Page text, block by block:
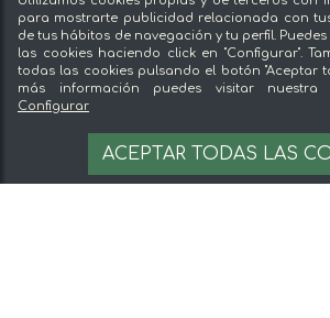
para mostrarte publicidad relacionada con
de tus hábitos de navegación y tu perfil.
las cookies haciendo click en "Configurar".
todas las cookies pulsando el botón "Aceptar
más información puedes visitar nuestra
Configurar
ACEPTAR TODAS LAS